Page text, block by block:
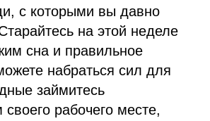
с которыми вы давно
на этой неделе
сна и правильное
набраться сил для
займитесь
своего рабочего месте,